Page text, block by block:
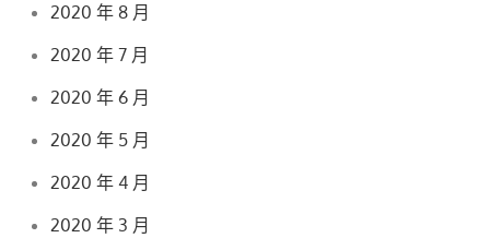
2020 年 8 月
2020 年 7 月
2020 年 6 月
2020 年 5 月
2020 年 4 月
2020 年 3 月